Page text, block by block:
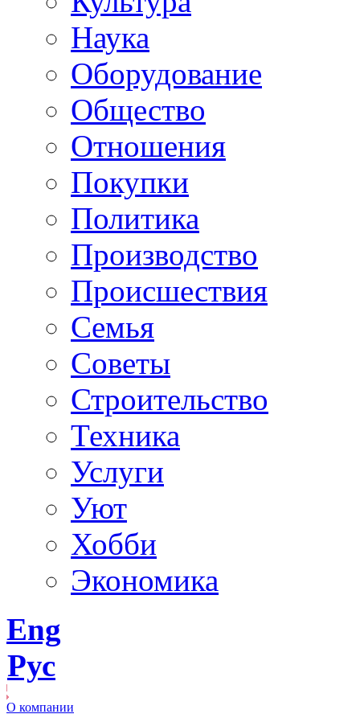
Наука
Оборудование
Общество
Отношения
Покупки
Политика
Производство
Происшествия
Семья
Советы
Строительство
Техника
Услуги
Уют
Хобби
Экономика
Eng
Рус
О компании